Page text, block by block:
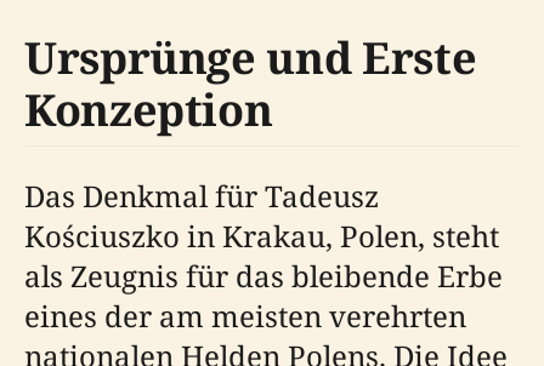
Ursprünge und Erste
Konzeption
Das Denkmal für Tadeusz
Kościuszko in Krakau, Polen, steht
als Zeugnis für das bleibende Erbe
eines der am meisten verehrten
nationalen Helden Polens. Die Idee